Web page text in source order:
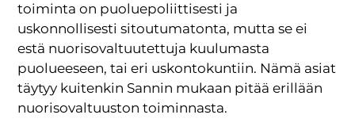
toiminta on puoluepoliittisesti ja
uskonnollisesti sitoutumatonta, mutta se ei
estä nuorisovaltuutettuja kuulumasta
puolueeseen, tai eri uskontokuntiin. Nämä asiat
täytyy kuitenkin Sannin mukaan pitää erillään
nuorisovaltuuston toiminnasta.